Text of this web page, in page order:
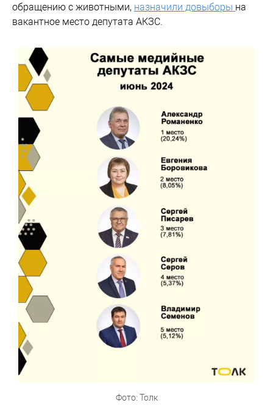
обращению с животными, назначили довыборы на
вакантное место депутата АКЗС.
Фото: Толк